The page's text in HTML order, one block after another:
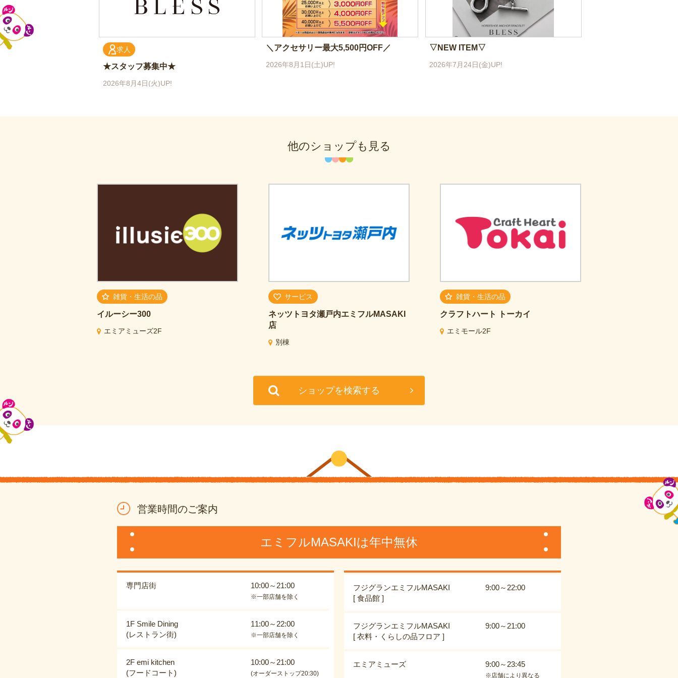
求人
★スタッフ募集中★
2026年8月4日(火)UP!
＼アクセサリー最大5,500円OFF／
2026年8月1日(土)UP!
▽NEW ITEM▽
2026年7月24日(金)UP!
他のショップも見る
雑貨・生活の品
イルーシー300
エミアミューズ2F
サービス
ネッツトヨタ瀬戸内エミフルMASAKI
店
別棟
雑貨・生活の品
クラフトハート トーカイ
エミモール2F
ショップを検索する
営業時間のご案内
エミフルMASAKIは年中無休
専門店街 10:00～21:00
※一部店舗を除く
1F Smile Dining
(レストラン街)
11:00～22:00
※一部店舗を除く
2F emi kitchen
(フードコート)
10:00～21:00
(オーダーストップ20:30)
フジグランエミフルMASAKI
[ 食品館 ]
9:00～22:00
フジグランエミフルMASAKI
[ 衣料・くらしの品フロア ]
9:00～21:00
エミアミューズ 9:00～23:45
※店舗により異なる